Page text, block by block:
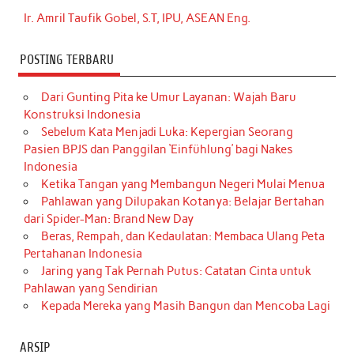
Ir. Amril Taufik Gobel, S.T, IPU, ASEAN Eng.
POSTING TERBARU
Dari Gunting Pita ke Umur Layanan: Wajah Baru
Konstruksi Indonesia
Sebelum Kata Menjadi Luka: Kepergian Seorang
Pasien BPJS dan Panggilan ‘Einfühlung’ bagi Nakes
Indonesia
Ketika Tangan yang Membangun Negeri Mulai Menua
Pahlawan yang Dilupakan Kotanya: Belajar Bertahan
dari Spider-Man: Brand New Day
Beras, Rempah, dan Kedaulatan: Membaca Ulang Peta
Pertahanan Indonesia
Jaring yang Tak Pernah Putus: Catatan Cinta untuk
Pahlawan yang Sendirian
Kepada Mereka yang Masih Bangun dan Mencoba Lagi
ARSIP